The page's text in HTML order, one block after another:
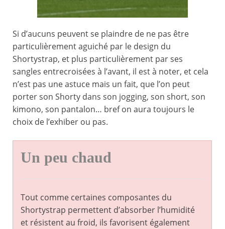
Si d’aucuns peuvent se plaindre de ne pas être
particulièrement aguiché par le design du
Shortystrap, et plus particulièrement par ses
sangles entrecroisées à l’avant, il est à noter, et cela
n’est pas une astuce mais un fait, que l’on peut
porter son Shorty dans son jogging, son short, son
kimono, son pantalon… bref on aura toujours le
choix de l’exhiber ou pas.
Un peu chaud
Tout comme certaines composantes du
Shortystrap permettent d’absorber l’humidité
et résistent au froid, ils favorisent également